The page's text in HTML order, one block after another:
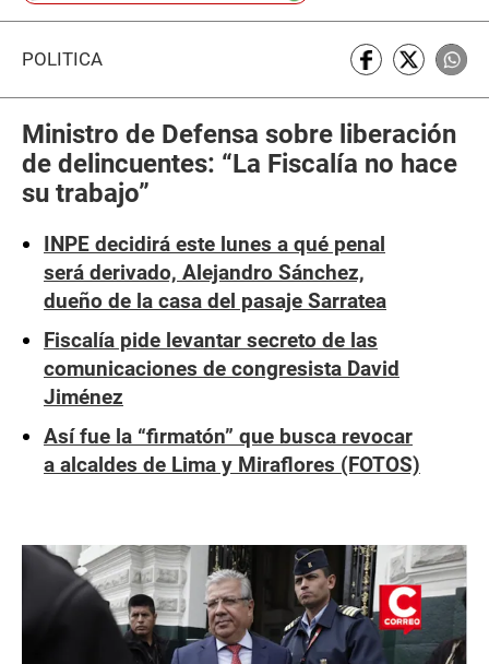
POLÍTICA
Ministro de Defensa sobre liberación
de delincuentes: “La Fiscalía no hace
su trabajo”
INPE decidirá este lunes a qué penal
será derivado, Alejandro Sánchez,
dueño de la casa del pasaje Sarratea
Fiscalía pide levantar secreto de las
comunicaciones de congresista David
Jiménez
Así fue la “firmatón” que busca revocar
a alcaldes de Lima y Miraflores (FOTOS)